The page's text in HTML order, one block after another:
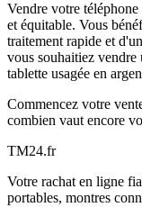
Vendre votre
et équitable. Vous
traitement rapide et
vous souhaitiez vendre
tablette usagée en
Commencez votre
combien vaut encore
TM24.fr
Votre rachat en ligne
portables, montres